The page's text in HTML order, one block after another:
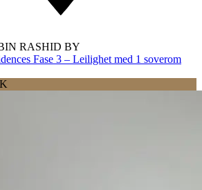
RASHID BY
Fase 3 – Leilighet med 1 soverom